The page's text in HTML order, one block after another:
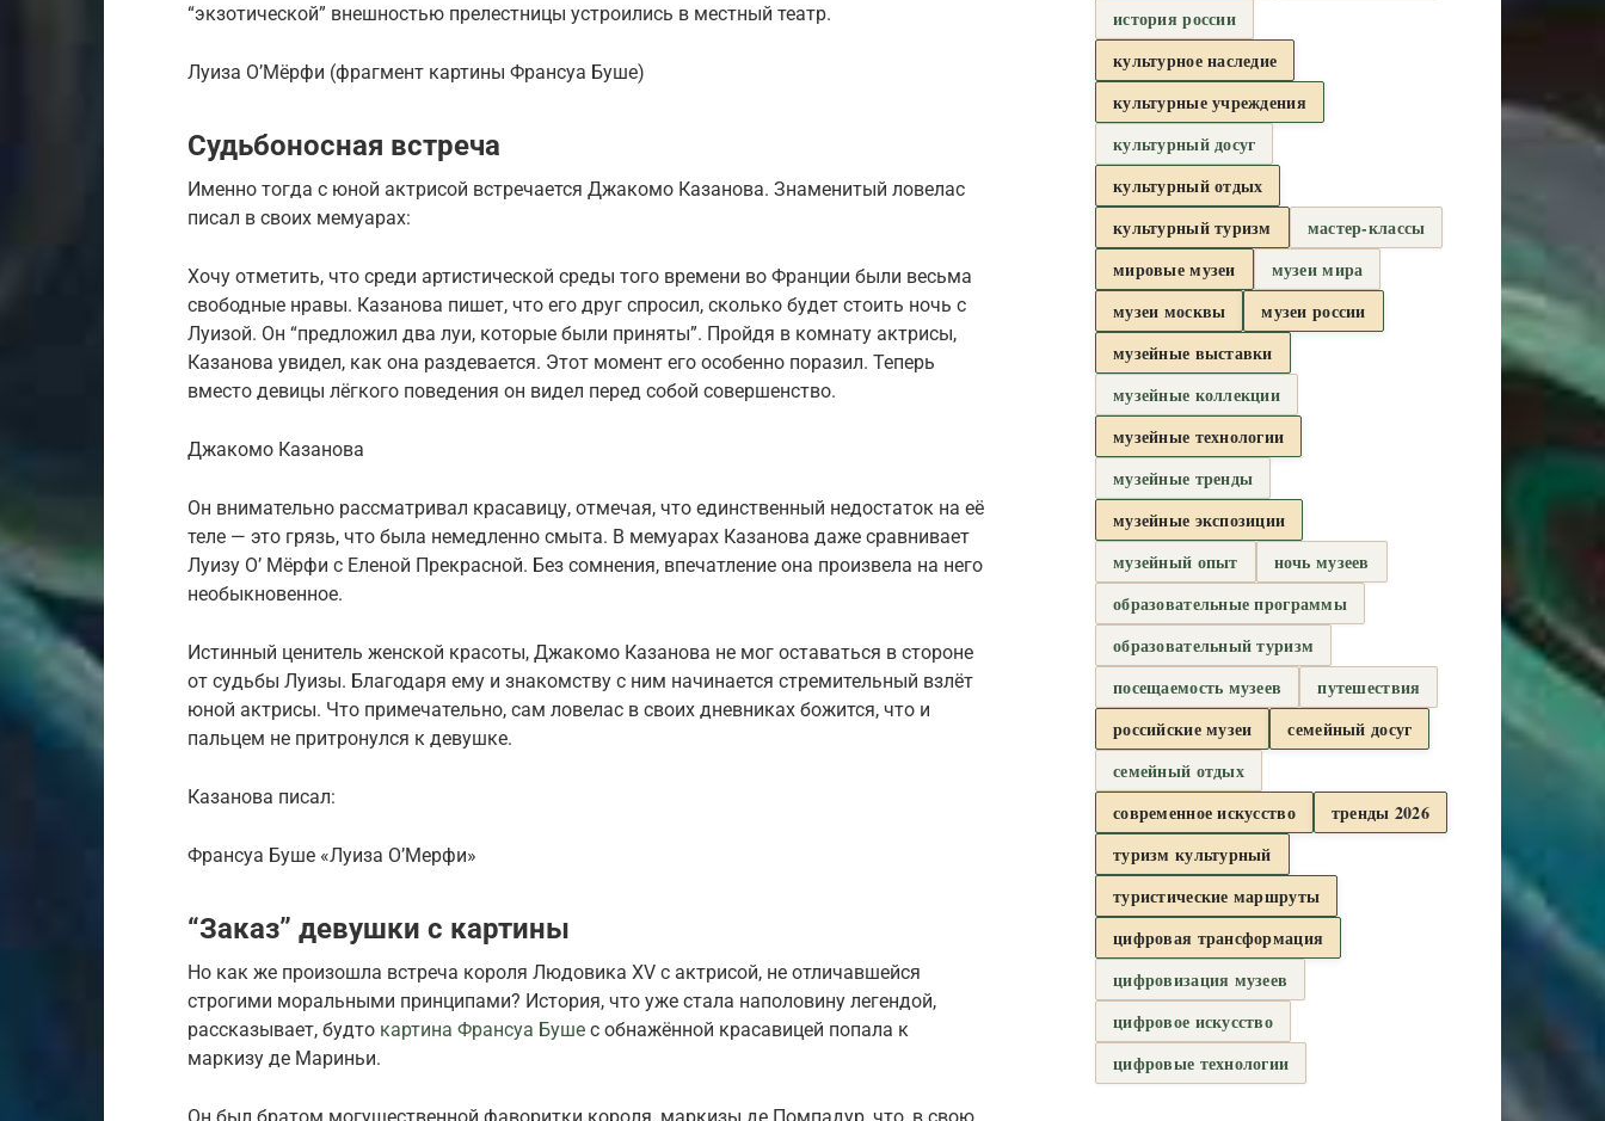
“экзотической” внешностью прелестницы устроились в местный театр.
Луиза О’Мёрфи (фрагмент картины Франсуа Буше)
Судьбоносная встреча
Именно тогда с юной актрисой встречается Джакомо Казанова. Знаменитый ловелас
писал в своих мемуарах:
Хочу отметить, что среди артистической среды того времени во Франции были весьма
свободные нравы. Казанова пишет, что его друг спросил, сколько будет стоить ночь с
Луизой. Он “предложил два луи, которые были приняты”. Пройдя в комнату актрисы,
Казанова увидел, как она раздевается. Этот момент его особенно поразил. Теперь
вместо девицы лёгкого поведения он видел перед собой совершенство.
Джакомо Казанова
Он внимательно рассматривал красавицу, отмечая, что единственный недостаток на её
теле — это грязь, что была немедленно смыта. В мемуарах Казанова даже сравнивает
Луизу О’ Мёрфи с Еленой Прекрасной. Без сомнения, впечатление она произвела на него
необыкновенное.
Истинный ценитель женской красоты, Джакомо Казанова не мог оставаться в стороне
от судьбы Луизы. Благодаря ему и знакомству с ним начинается стремительный взлёт
юной актрисы. Что примечательно, сам ловелас в своих дневниках божится, что и
пальцем не притронулся к девушке.
Казанова писал:
Франсуа Буше «Луиза О’Мерфи»
“Заказ” девушки с картины
Но как же произошла встреча короля Людовика XV с актрисой, не отличавшейся
строгими моральными принципами? История, что уже стала наполовину легендой,
рассказывает, будто картина Франсуа Буше с обнажённой красавицей попала к
маркизу де Мариньи.
история россии
культурное наследие
культурные учреждения
культурный досуг
культурный отдых
культурный туризм
мастер-классы
мировые музеи
музеи мира
музеи москвы
музеи россии
музейные выставки
музейные коллекции
музейные технологии
музейные тренды
музейные экспозиции
музейный опыт
ночь музеев
образовательные программы
образовательный туризм
посещаемость музеев
путешествия
российские музеи
семейный досуг
семейный отдых
современное искусство
тренды 2026
туризм культурный
туристические маршруты
цифровая трансформация
цифровизация музеев
цифровое искусство
цифровые технологии